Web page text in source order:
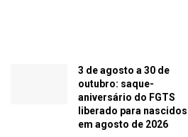
3 de agosto a 30 de
outubro: saque-
aniversário do FGTS
liberado para nascidos
em agosto de 2026